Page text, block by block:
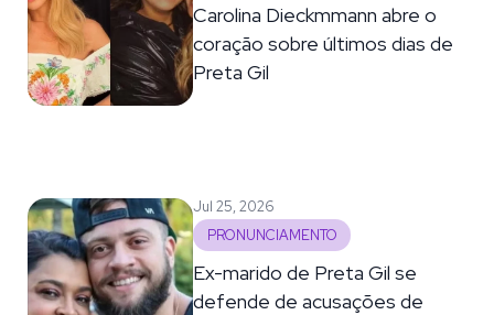
Carolina Dieckmmann abre o
coração sobre últimos dias de
Preta Gil
Jul 25, 2026
PRONUNCIAMENTO
Ex-marido de Preta Gil se
defende de acusações de